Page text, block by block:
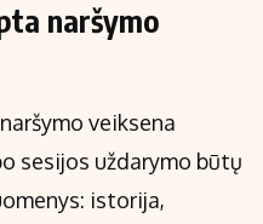
naršymo
veiksena
sesijos uždarymo būtų
istorija,